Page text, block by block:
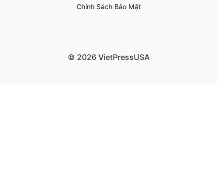
Chính Sách Bảo Mật
© 2026 VietPressUSA